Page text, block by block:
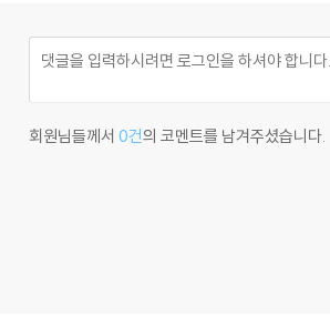
회원님들께서 0건의 코멘트를 남겨주셨습니다.